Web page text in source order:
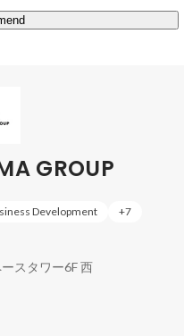
フスタイル」を私たちと
"や”得意”であふれる社会
げていくにあたって私た
す。
境を用意する
ンを受け取れる
したい」と考えている人
るようサポートしていま
GROUP
Development +7
スタワー6F 西